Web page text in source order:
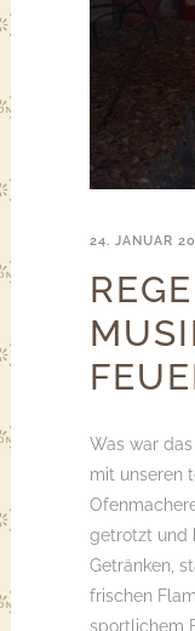
24. JANUAR
Was war
mit unseren
getrotzt und
Getränken,
frischen
sportlichem